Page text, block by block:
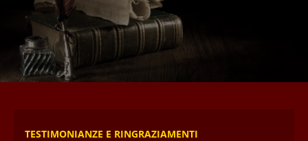
TESTIMONIANZE E RINGRAZIAMENTI